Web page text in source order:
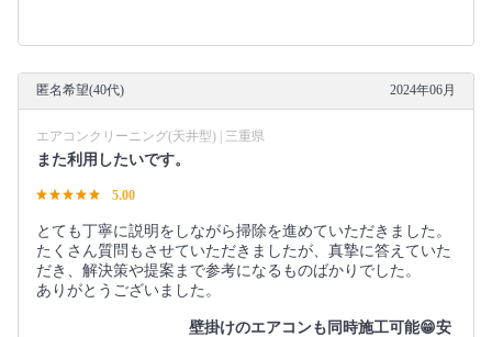
匿名希望(40代) 2024年06月
エアコンクリーニング(天井型) | 三重県
また利用したいです。
5.00
とても丁寧に説明をしながら掃除を進めていただきました。
たくさん質問もさせていただきましたが、真摯に答えていた
だき、解決策や提案まで参考になるものばかりでした。
ありがとうございました。
壁掛けのエアコンも同時施工可能😁安